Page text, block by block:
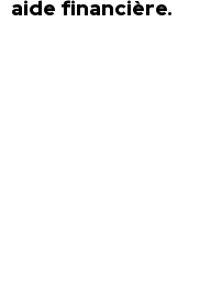
aide financière.